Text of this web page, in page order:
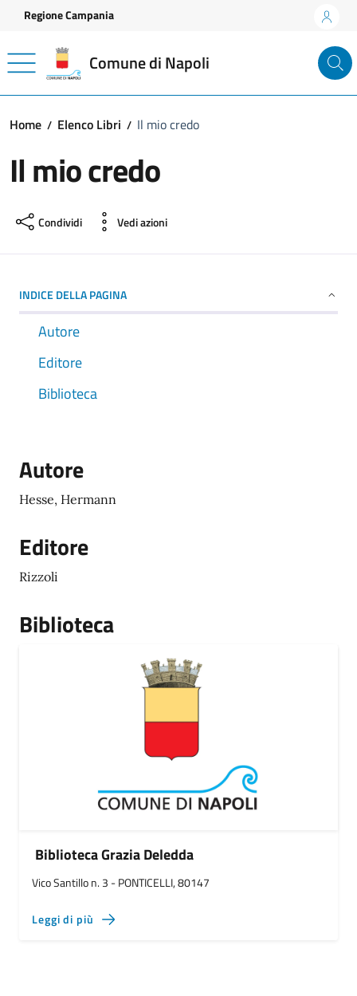
Vai ai contenuti
Vai al footer
Regione Campania
Comune di Napoli
Home Elenco Libri Il mio credo
Il mio credo
Condividi Vedi azioni
INDICE DELLA PAGINA
Autore
Editore
Biblioteca
Autore
Hesse, Hermann
Editore
Rizzoli
Biblioteca
Biblioteca Grazia Deledda
Vico Santillo n. 3 - PONTICELLI, 80147
Leggi di più